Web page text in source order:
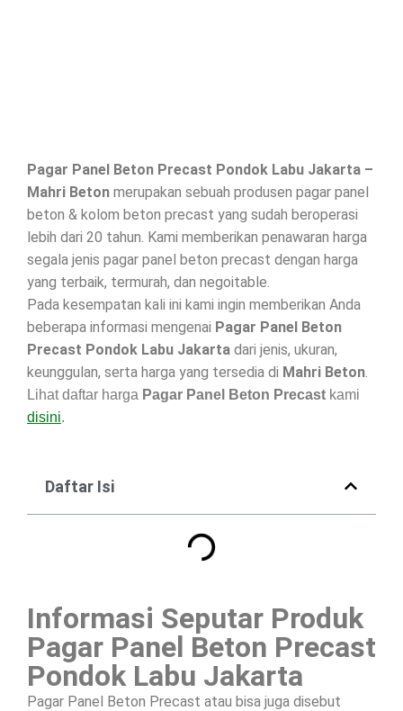
Pagar Panel Beton Precast Pondok Labu Jakarta –
Mahri Beton merupakan sebuah produsen pagar panel
beton & kolom beton precast yang sudah beroperasi
lebih dari 20 tahun. Kami memberikan penawaran harga
segala jenis pagar panel beton precast dengan harga
yang terbaik, termurah, dan negoitable.
Pada kesempatan kali ini kami ingin memberikan Anda
beberapa informasi mengenai Pagar Panel Beton
Precast Pondok Labu Jakarta dari jenis, ukuran,
keunggulan, serta harga yang tersedia di Mahri Beton
Lihat daftar harga Pagar Panel Beton Precast kami
disini.
Daftar Isi
Informasi Seputar Produk
Pagar Panel Beton Precast
Pondok Labu Jakarta
Pagar Panel Beton Precast atau bisa juga disebut